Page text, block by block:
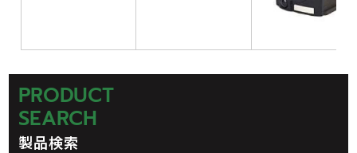
PRODUCT
SEARCH
製品検索